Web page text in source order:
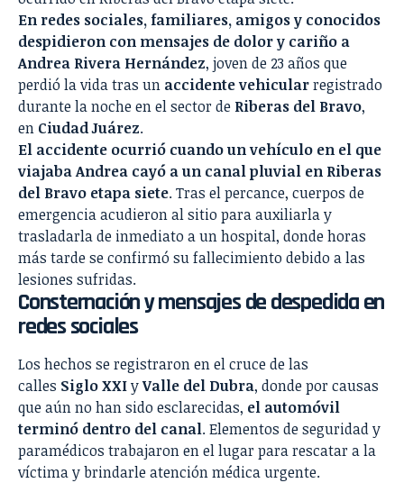
En redes sociales, familiares, amigos y conocidos
despidieron con mensajes de dolor y cariño a
Andrea Rivera Hernández, joven de 23 años que
perdió la vida tras un accidente vehicularregistrado
durante la noche en el sector de Riberas del Bravo,
en Ciudad Juárez.
El accidente ocurrió cuando un vehículo en el que
viajaba Andrea cayó a un canal pluvial en Riberas
del Bravo etapa siete. Tras el percance, cuerpos de
emergencia acudieron al sitio para auxiliarla y
trasladarla de inmediato a un hospital, donde horas
más tarde se confirmó su fallecimiento debido a las
lesiones sufridas.
Consternación y mensajes de despedida en
redes sociales
Los hechos se registraron en el cruce de las
calles Siglo XXIyValle del Dubra, donde por causas
que aún no han sido esclarecidas, el automóvil
terminó dentro del canal. Elementos de seguridad y
paramédicos trabajaron en el lugar para rescatar a la
víctima y brindarle atención médica urgente.